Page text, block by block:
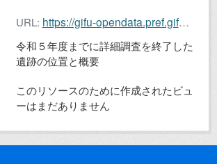
URL: https://gifu-opendata.pref.gifu.lg.jp/dataset/35b98840-13dc-4b2c-92ce-06cddd439dc3/resource/58acb214-9fd4-4ba6-b239-96c28da3baf0/download/gifuisekicsv.csv
令和５年度までに詳細調査を終了した
遺跡の位置と概要
このリソースのために作成されたビュ
ーはまだありません